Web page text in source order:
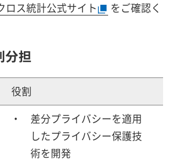
ロス統計公式サイト
をご確認く
分担
役割
差分プライバシーを適用
したプライバシー保護技
術を開発